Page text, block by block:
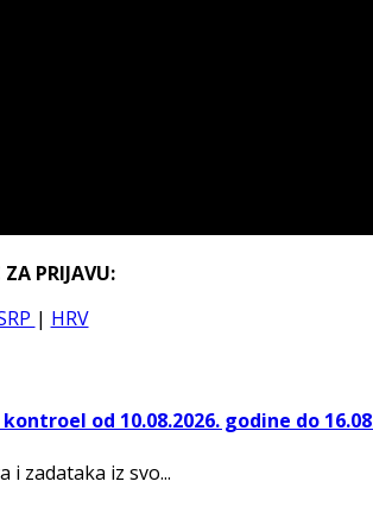
PRIJAVU:
| HRV
od 10.08.2026. godine do
zadataka iz svo...